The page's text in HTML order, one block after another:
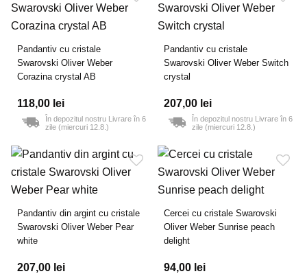
Pandantiv cu cristale
Swarovski Oliver Weber
Corazina crystal AB
118,00 lei
În depozitul nostru Livrare în 6
zile (miercuri 12.8.)
Pandantiv cu cristale
Swarovski Oliver Weber Switch
crystal
207,00 lei
În depozitul nostru Livrare în 6
zile (miercuri 12.8.)
Pandantiv din argint cu cristale
Swarovski Oliver Weber Pear
white
207,00 lei
Cercei cu cristale Swarovski
Oliver Weber Sunrise peach
delight
94,00 lei